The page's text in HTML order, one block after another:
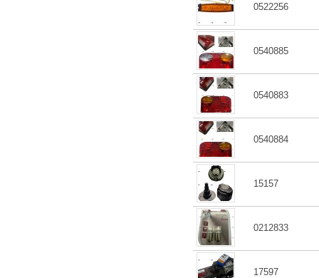
0522256
0540885
0540883
0540884
15157
0212833
17597